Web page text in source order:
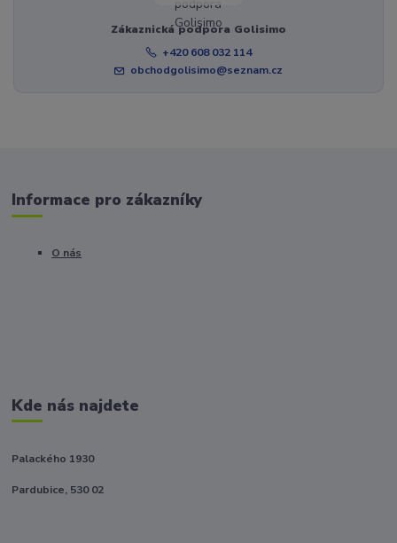
Zákaznická podpora Golisimo
+420 608 032 114
obchodgolisimo@seznam.cz
Informace pro zákazníky
O nás
Kde nás najdete
Palackého 1930
Pardubice, 530 02